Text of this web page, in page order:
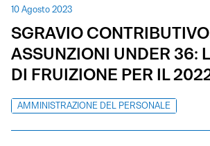
10 Agosto 2023
SGRAVIO CONTRIBUTIVO
ASSUNZIONI UNDER 36:
DI FRUIZIONE PER IL
AMMINISTRAZIONE DEL PERSONALE